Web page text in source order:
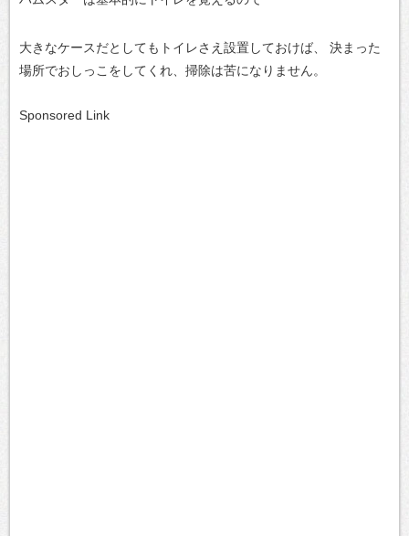
大きなケースだとしてもトイレさえ設置しておけば、
決まった
場所でおしっこをしてくれ、掃除は苦になりません。
Sponsored Link